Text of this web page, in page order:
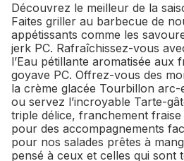
Découvrez le meilleur de la
Faites griller au barbecue de
appétissants comme les
jerk PC. Rafraîchissez-vous
l’Eau pétillante aromatisée aux
goyave PC. Offrez-vous des
la crème glacée Tourbillon arc-
ou servez l’incroyable Tarte-
triple délice, franchement
pour des accompagnements
pour nos salades prêtes à
pensé à ceux et celles qui sont